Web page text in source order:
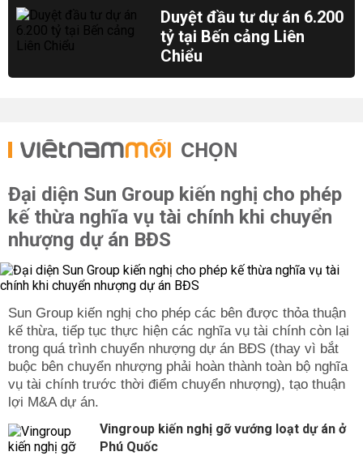
Duyệt đầu tư dự án 6.200
tỷ tại Bến cảng Liên
Chiểu
CHỌN
Đại diện Sun Group kiến nghị cho phép
kế thừa nghĩa vụ tài chính khi chuyển
nhượng dự án BĐS
Sun Group kiến nghị cho phép các bên được thỏa thuận
kế thừa, tiếp tục thực hiện các nghĩa vụ tài chính còn lại
trong quá trình chuyển nhượng dự án BĐS (thay vì bắt
buộc bên chuyển nhượng phải hoàn thành toàn bộ nghĩa
vụ tài chính trước thời điểm chuyển nhượng), tạo thuận
lợi M&A dự án.
Vingroup kiến nghị gỡ vướng loạt dự án ở
Phú Quốc